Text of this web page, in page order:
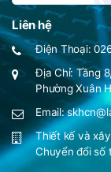
Liên hệ
Điện Thoại:
Địa Chỉ: Tầng
Phường Xuân
Email:
Thiết kế và
Chuyển đổi số